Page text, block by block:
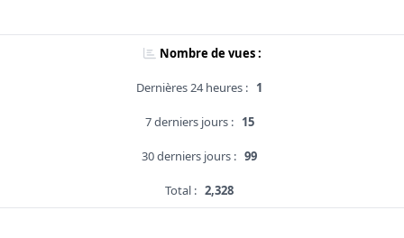
Nombre de vues :
Dernières 24 heures : 1
7 derniers jours : 15
30 derniers jours : 99
Total : 2,328